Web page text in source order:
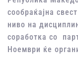
сообраќајна
ниво на
соработка со
Ноември ќе